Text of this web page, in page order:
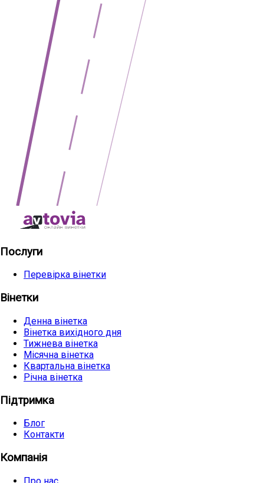
Послуги
Перевірка вінетки
Вінетки
Денна вінетка
Вінетка вихідного дня
Тижнева вінетка
Місячна вінетка
Квартальна вінетка
Річна вінетка
Підтримка
Блог
Контакти
Компанія